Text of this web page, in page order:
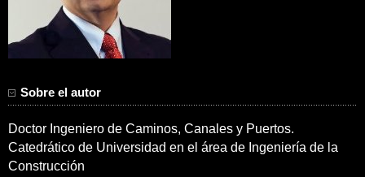
Sobre el autor
Doctor Ingeniero de Caminos, Canales y Puertos.
Catedrático de Universidad en el área de Ingeniería de la
Construcción